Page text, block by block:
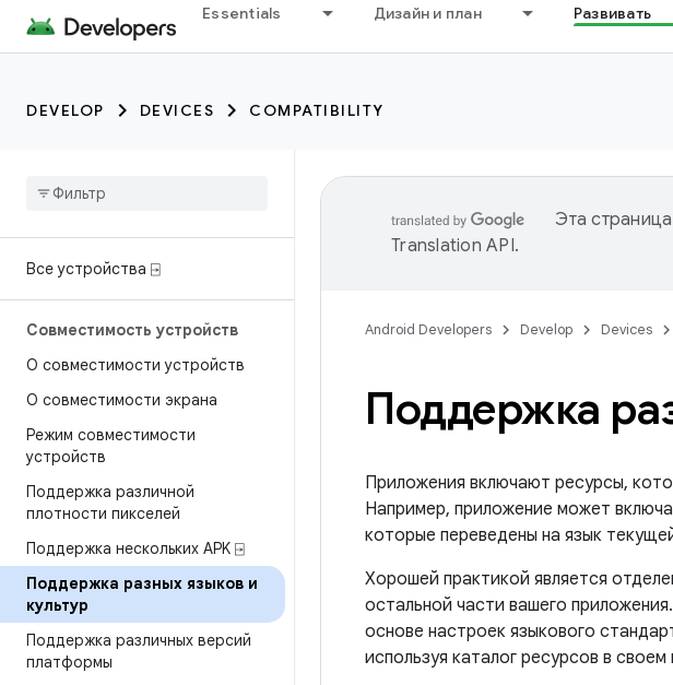
Essentials Дизайн и план Развивать
DEVELOP DEVICES COMPATIBILITY
Все устройства ⍈
Совместимость устройств
О совместимости устройств
О совместимости экрана
Режим совместимости
устройств
Поддержка различной
плотности пикселей
Поддержка нескольких APK ⍈
Поддержка разных языков и
культур
Поддержка различных версий
платформы
Эта
Translation API.
Android Developers Develop Devices
Поддержка
Приложения включают ресурсы,
Например, приложение может
которые переведены на язык
Хорошей практикой является
остальной части вашего
основе настроек языкового
используя каталог ресурсов в